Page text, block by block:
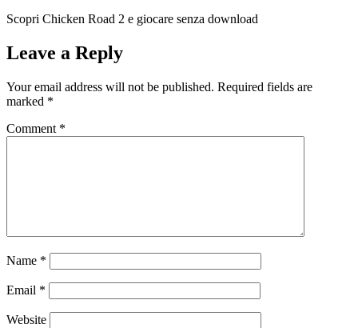
Scopri Chicken Road 2 e giocare senza download
Leave a Reply
Your email address will not be published. Required fields are
marked *
Comment *
Name *
Email *
Website